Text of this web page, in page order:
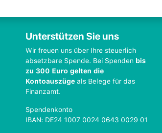
Unterstützen Sie uns
Wir freuen uns über Ihre steuerlich
absetzbare Spende. Bei Spenden bis
zu 300 Euro gelten die
Kontoauszüge als Belege für das
Finanzamt.
Spendenkonto
IBAN: DE24 1007 0024 0643 0029 01